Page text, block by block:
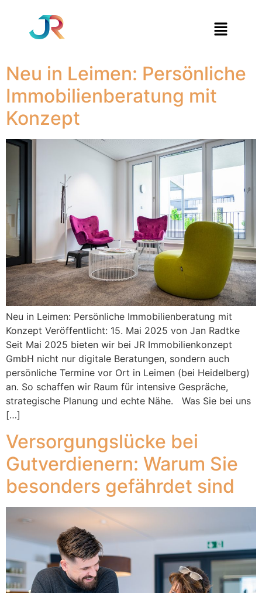
Neu in Leimen: Persönliche
Immobilienberatung mit
Konzept
Neu in Leimen: Persönliche Immobilienberatung mit
Konzept Veröffentlicht: 15. Mai 2025 von Jan Radtke
Seit Mai 2025 bieten wir bei JR Immobilienkonzept
GmbH nicht nur digitale Beratungen, sondern auch
persönliche Termine vor Ort in Leimen (bei Heidelberg)
an. So schaffen wir Raum für intensive Gespräche,
strategische Planung und echte Nähe. Was Sie bei uns
[…]
Versorgungslücke bei
Gutverdienern: Warum Sie
besonders gefährdet sind